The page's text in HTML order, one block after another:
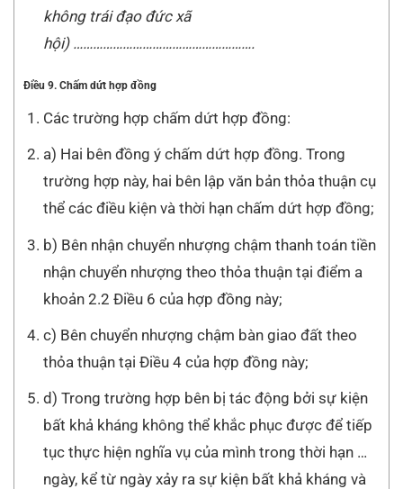
không trái đạo đức xã
hội) ……………………………………………….
Điều 9. Chấm dứt hợp đồng
Các trường hợp chấm dứt hợp đồng:
a) Hai bên đồng ý chấm dứt hợp đồng. Trong
trường hợp này, hai bên lập văn bản thỏa thuận cụ
thể các điều kiện và thời hạn chấm dứt hợp đồng;
b) Bên nhận chuyển nhượng chậm thanh toán tiền
nhận chuyển nhượng theo thỏa thuận tại điểm a
khoản 2.2 Điều 6 của hợp đồng này;
c) Bên chuyển nhượng chậm bàn giao đất theo
thỏa thuận tại Điều 4 của hợp đồng này;
d) Trong trường hợp bên bị tác động bởi sự kiện
bất khả kháng không thể khắc phục được để tiếp
tục thực hiện nghĩa vụ của mình trong thời hạn …
ngày, kể từ ngày xảy ra sự kiện bất khả kháng và